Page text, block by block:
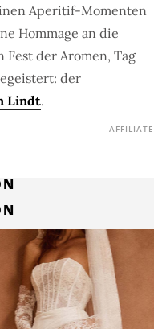
Aperitif-Momenten
Hommage an die
Fest der Aromen, Tag
der
Lindt
AFFILIATE